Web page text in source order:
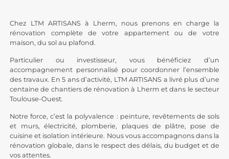
Chez LTM ARTISANS à Lherm, nous prenons en charge la
rénovation complète de votre appartement ou de votre
maison, du sol au plafond.
Particulier ou investisseur, vous bénéficiez d’un
accompagnement personnalisé pour coordonner l’ensemble
des travaux. En 5 ans d’activité, LTM ARTISANS a livré plus d’une
centaine de chantiers de rénovation à Lherm et dans le secteur
Toulouse-Ouest.
Notre force, c’est la polyvalence : peinture, revêtements de sols
et murs, électricité, plomberie, plaques de plâtre, pose de
cuisine et isolation intérieure. Nous vous accompagnons dans la
rénovation globale, dans le respect des délais, du budget et de
vos attentes.